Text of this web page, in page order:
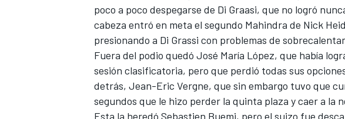
poco a poco despegarse de Di Graasi, que no logró
cabeza entró en meta el segundo Mahindra de Nick
presionando a Di Grassi con problemas de
Fuera del podio quedó José María López, que había
sesión clasificatoria, pero que perdió todas sus
detrás, Jean-Eric Vergne, que sin embargo tuvo que
segundos que le hizo perder la quinta plaza y caer a la
Esta la heredó Sebastien Buemi, pero el suizo fue